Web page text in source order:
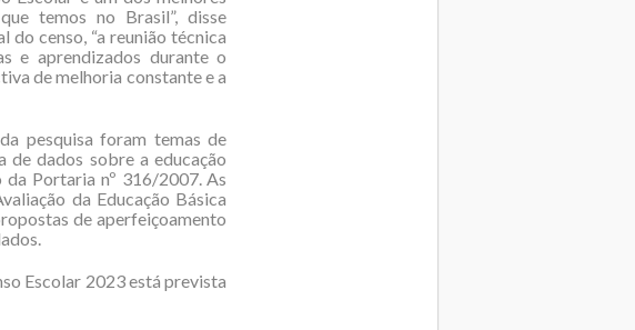
temos no Brasil”, disse
do censo, “a reunião técnica
e aprendizados durante o
de melhoria constante e a
pesquisa foram temas de
de dados sobre a educação
da Portaria nº 316/2007. As
da Educação Básica
de aperfeiçoamento
Escolar 2023 está prevista